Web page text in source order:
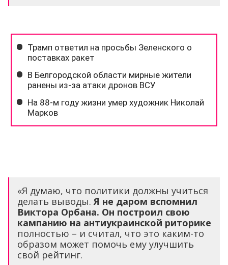
«Я думаю, что политики должны учиться
делать выводы.Я не даром вспомнил
Виктора Орбана. Он построил свою
кампанию на антиукраинской риторике
полностью – и считал, что это каким-то
образом может помочь ему улучшить
свой рейтинг.